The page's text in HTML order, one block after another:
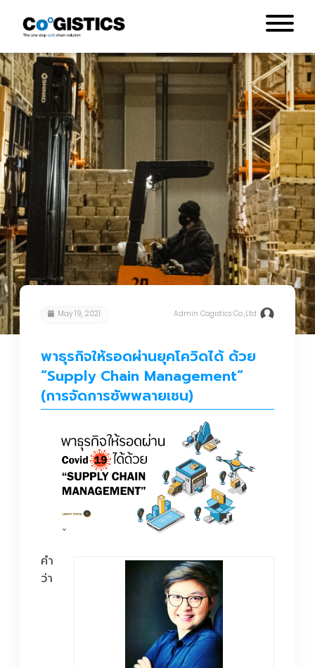
May 19, 2021 Admin Cogistics Co.,Ltd
พาธุรกิจให้รอดผ่านยุคโควิดได้ ด้วย
“Supply Chain Management”
(การจัดการซัพพลายเชน)
คำ
ว่า